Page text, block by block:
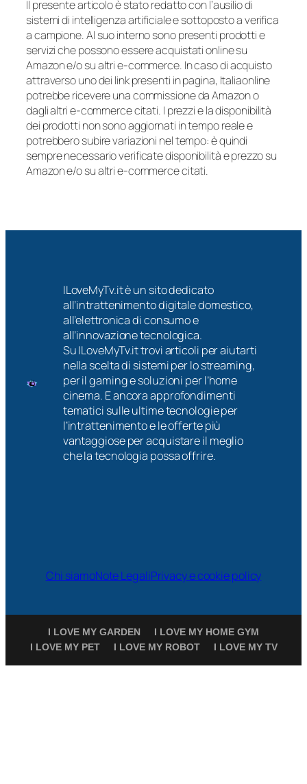
Il presente articolo è stato redatto con l’ausilio di
sistemi di intelligenza artificiale e sottoposto a verifica
a campione. Al suo interno sono presenti prodotti e
servizi che possono essere acquistati online su
Amazon e/o su altri e-commerce. In caso di acquisto
attraverso uno dei link presenti in pagina, Italiaonline
potrebbe ricevere una commissione da Amazon o
dagli altri e-commerce citati. I prezzi e la disponibilità
dei prodotti non sono aggiornati in tempo reale e
potrebbero subire variazioni nel tempo: è quindi
sempre necessario verificate disponibilità e prezzo su
Amazon e/o su altri e-commerce citati.
ILoveMyTv.it è un sito dedicato
all’intrattenimento digitale domestico,
all’elettronica di consumo e
all’innovazione tecnologica.
Su ILoveMyTv.it trovi articoli per aiutarti
nella scelta di sistemi per lo streaming,
per il gaming e soluzioni per l’home
cinema. E ancora approfondimenti
tematici sulle ultime tecnologie per
l’intrattenimento e le offerte più
vantaggiose per acquistare il meglio
che la tecnologia possa offrire.
Chi siamoNote LegaliPrivacy e cookie policy
I LOVE MY GARDEN
I LOVE MY HOME GYM
I LOVE MY PET
I LOVE MY ROBOT I LOVE MY TV